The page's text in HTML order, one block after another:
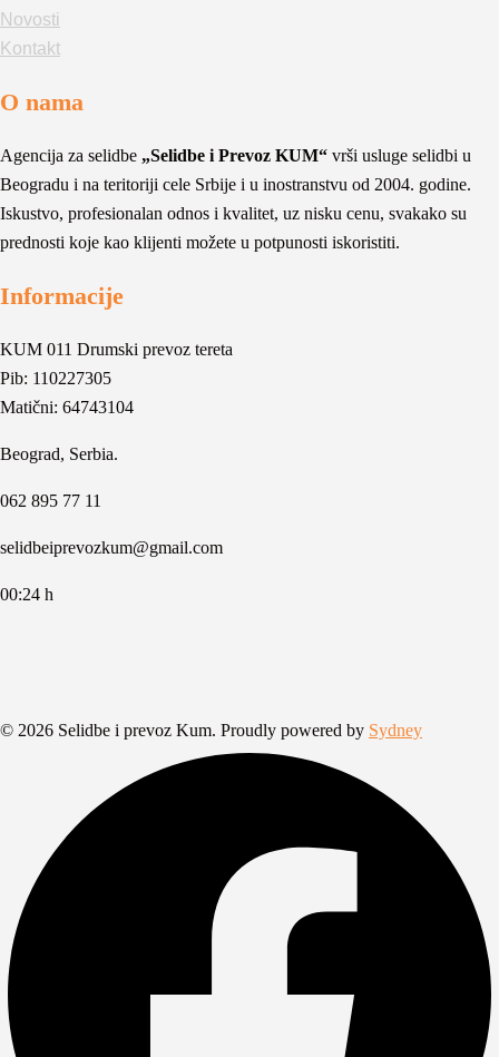
Novosti
Kontakt
O nama
Agencija za selidbe „Selidbe i Prevoz KUM“ vrši usluge selidbi u
Beogradu i na teritoriji cele Srbije i u inostranstvu od 2004. godine.
Iskustvo, profesionalan odnos i kvalitet, uz nisku cenu, svakako su
prednosti koje kao klijenti možete u potpunosti iskoristiti.
Informacije
KUM 011 Drumski prevoz tereta
Pib: 110227305
Matični: 64743104
Beograd, Serbia.
062 895 77 11
selidbeiprevozkum@gmail.com
00:24 h
© 2026 Selidbe i prevoz Kum. Proudly powered by Sydney